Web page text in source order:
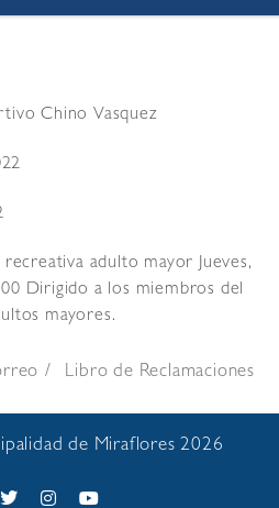
Chino Vasquez
adulto mayor Jueves,
Dirigido a los miembros del
mayores.
Libro de Reclamaciones
de Miraflores 2026